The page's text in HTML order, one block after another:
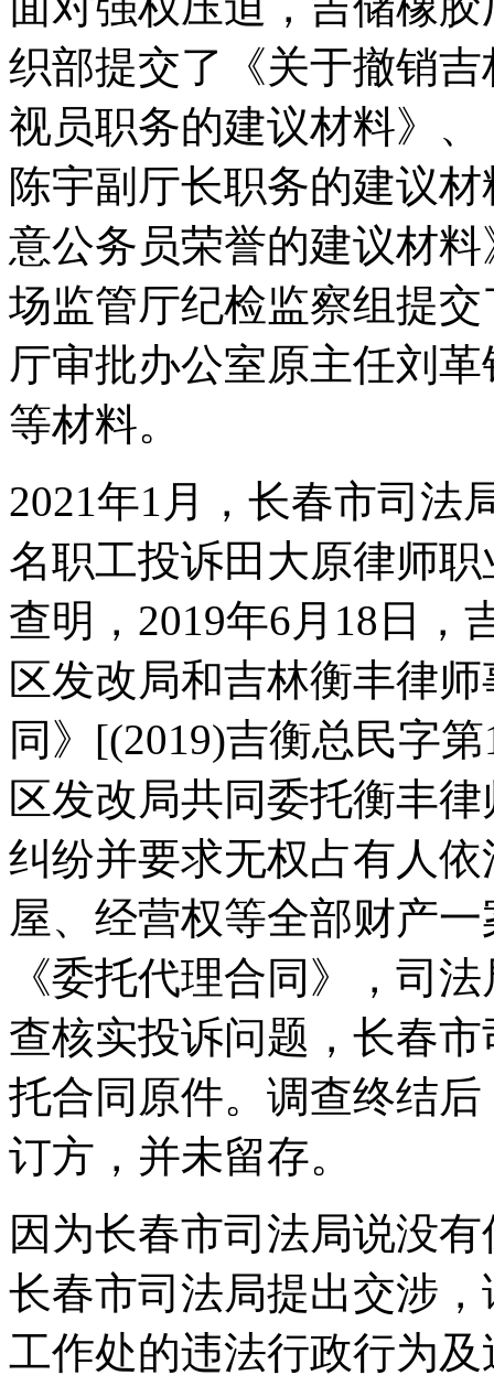
织部提交了《关于撤销
视员职务的建议材料》
陈宇副厅长职务的建议
意公务员荣誉的建议材
场监管厅纪检监察组提
厅审批办公室原主任刘
等材料。
2021年1月，长春市司法
名职工投诉田大原律师
查明，2019年6月18日，
区发改局和吉林衡丰律
同》[(2019)吉衡总民字
区发改局共同委托衡丰
纠纷并要求无权占有人
屋、经营权等全部财产
《委托代理合同》，司
查核实投诉问题，长春
托合同原件。调查终结
订方，并未留存。
因为长春市司法局说没
长春市司法局提出交涉
工作处的违法行政行为